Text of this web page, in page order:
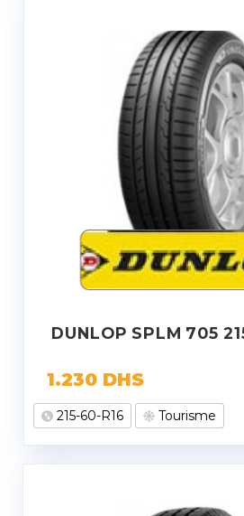
DUNLOP SPLM 705
1.230 DHS
215-60-R16 Tourisme